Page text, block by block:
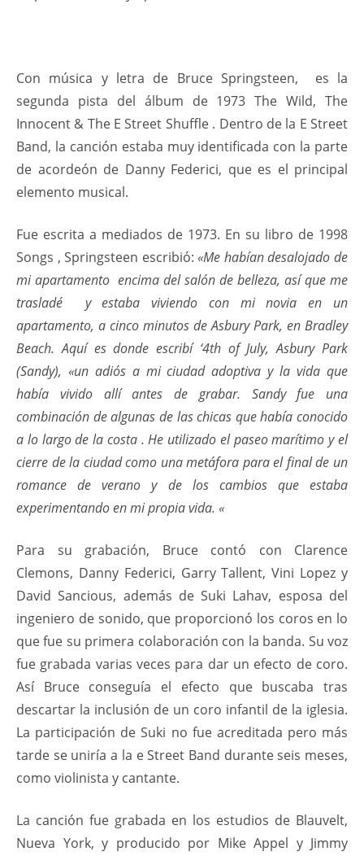
Con música y letra de Bruce Springsteen, es la
segunda pista del álbum de 1973 The Wild, The
Innocent & The E Street Shuffle . Dentro de la E Street
Band, la canción estaba muy identificada con la parte
de acordeón de Danny Federici, que es el principal
elemento musical.
Fue escrita a mediados de 1973. En su libro de 1998
Songs , Springsteen escribió:«Me habían desalojado de
mi apartamento encima del salón de belleza, así que me
trasladé y estaba viviendo con mi novia en un
apartamento, a cinco minutos de Asbury Park, en Bradley
Beach. Aquí es donde escribí ‘4th of July, Asbury Park
(Sandy), «un adiós a mi ciudad adoptiva y la vida que
había vivido allí antes de grabar. Sandy fue una
combinación de algunas de las chicas que había conocido
a lo largo de la costa . He utilizado el paseo marítimo y el
cierre de la ciudad como una metáfora para el final de un
romance de verano y de los cambios que estaba
experimentando en mi propia vida. «
Para su grabación, Bruce contó con Clarence
Clemons, Danny Federici, Garry Tallent, Vini Lopez y
David Sancious, además de Suki Lahav, esposa del
ingeniero de sonido, que proporcionó los coros en lo
que fue su primera colaboración con la banda. Su voz
fue grabada varias veces para dar un efecto de coro.
Así Bruce conseguía el efecto que buscaba tras
descartar la inclusión de un coro infantil de la iglesia.
La participación de Suki no fue acreditada pero más
tarde se uniría a la e Street Band durante seis meses,
como violinista y cantante.
La canción fue grabada en los estudios de Blauvelt,
Nueva York, y producido por Mike Appel y Jimmy